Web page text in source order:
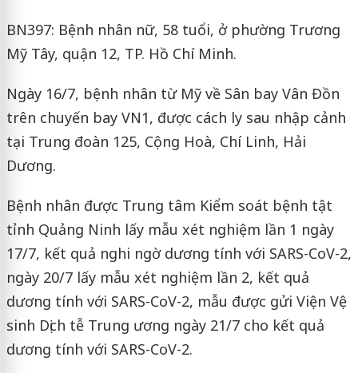
BN397: Bệnh nhân nữ, 58 tuổi, ở phường Trương
Mỹ Tây, quận 12, TP. Hồ Chí Minh.
Ngày 16/7, bệnh nhân từ Mỹ về Sân bay Vân Đồn
trên chuyến bay VN1, được cách ly sau nhập cảnh
tại Trung đoàn 125, Cộng Hoà, Chí Linh, Hải
Dương.
Bệnh nhân được Trung tâm Kiểm soát bệnh tật
tỉnh Quảng Ninh lấy mẫu xét nghiệm lần 1 ngày
17/7, kết quả nghi ngờ dương tính với SARS-CoV-2,
ngày 20/7 lấy mẫu xét nghiệm lần 2, kết quả
dương tính với SARS-CoV-2, mẫu được gửi Viện Vệ
sinh Dịch tễ Trung ương ngày 21/7 cho kết quả
dương tính với SARS-CoV-2.